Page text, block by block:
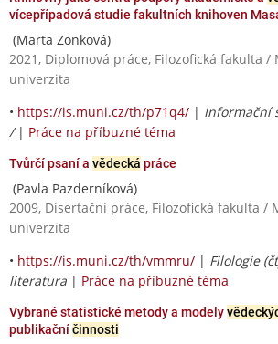
vícepřípadová studie fakultních knihoven
(Marta Zonková)
2021, Diplomová práce, Filozofická fakulta /
univerzita
• https://is.muni.cz/th/p71q4/ | Informační
/ | Práce na příbuzné téma
Tvůrčí psaní a vědecká práce
(Pavla Pazderníková)
2009, Disertační práce, Filozofická fakulta /
univerzita
• https://is.muni.cz/th/vmmru/ | Filologie
literatura | Práce na příbuzné téma
Vybrané statistické metody a modely
publikačníčinnosti